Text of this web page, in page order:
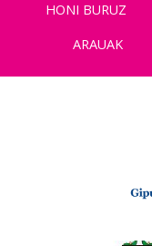
HONI BURUZ
ARAUAK